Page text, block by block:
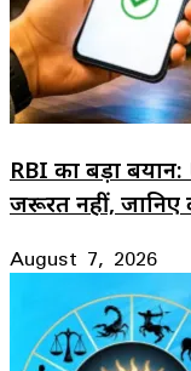
RBI का बड़ा
जरूरत नहीं, जानिए
August 7, 2026